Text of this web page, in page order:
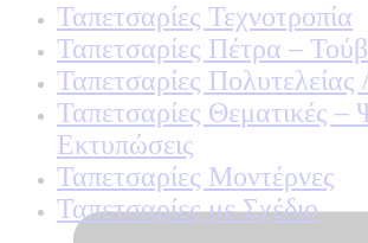
Ταπετσαρίες Τεχνοτροπία
Ταπετσαρίες Πέτρα –
Ταπετσαρίες Πολυτελείας
Ταπετσαρίες Θεματικές –
Εκτυπώσεις
Ταπετσαρίες Μοντέρνες
Ταπετσαρίες με Σχέδιο